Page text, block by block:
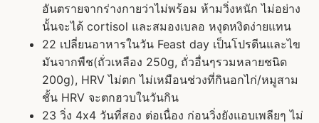
อันตรายจากร่างกายว่าไม่พร้อม ห้ามวิ่งหนัก ไม่อย่าง
นั้นจะได้ cortisol และสมองเบลอ หงุดหงิดง่ายแทน
22 เปลี่ยนอาหารในวัน Feast day เป็นโปรตีนและไข
มันจากพืช(ถั่วเหลือง 250g, ถั่วอื่นๆรวมหลายชนิด
200g), HRV ไม่ตก ไม่เหมือนช่วงที่กินอกไก่/หมูสาม
ชั้น HRV จะตกฮวบในวันกิน
23 วิ่ง 4x4 วันที่สอง ต่อเนื่อง ก่อนวิ่งยังแอบเพลียๆ ไม่